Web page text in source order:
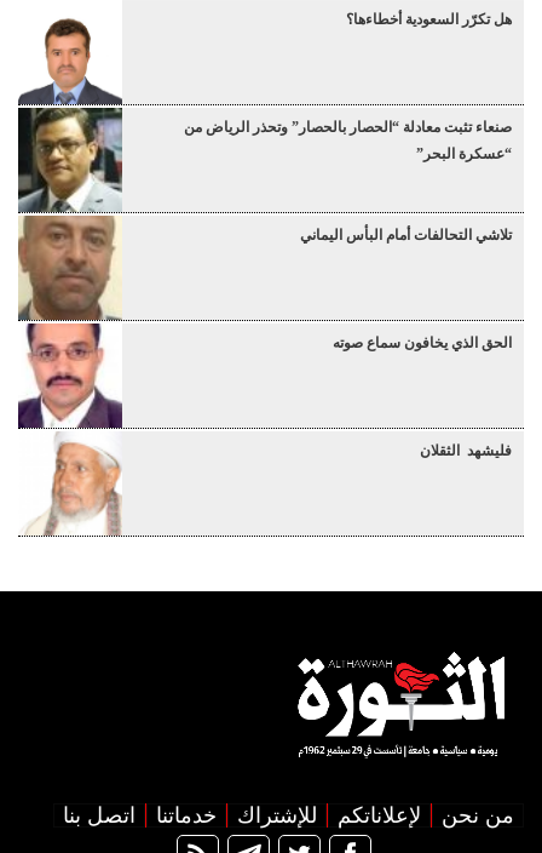
هل تكرّر السعودية أخطاءها؟
صنعاء تثبت معادلة “الحصار بالحصار” وتحذر الرياض من
“عسكرة البحر”
تلاشي التحالفات أمام البأس اليماني
الحق الذي يخافون سماع صوته
فليشهد الثقلان
من نحن لإعلاناتكم للإشتراك خدماتنا اتصل بنا